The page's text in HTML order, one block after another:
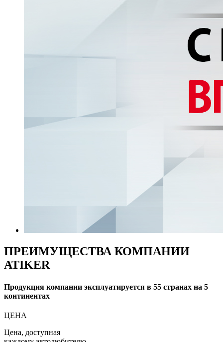
ПРЕИМУЩЕСТВА КОМПАНИИ
ATIKER
Продукция компании эксплуатируется в 55 странах на 5
континентах
ЦЕНА
Цена, доступная